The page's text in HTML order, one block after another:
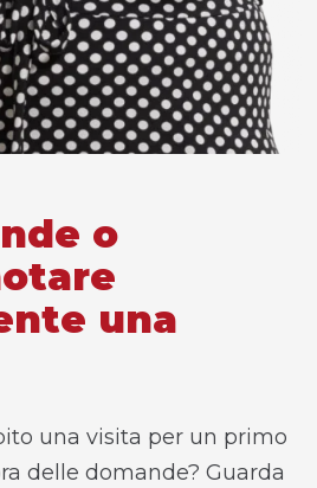
o
una
una visita per un primo
delle domande? Guarda